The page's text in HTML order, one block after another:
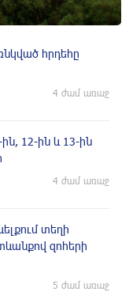
հրդեհը
4 ժամ առաջ
12-ին և 13-ին
4 ժամ առաջ
տեղի
զոհերի
5 ժամ առաջ